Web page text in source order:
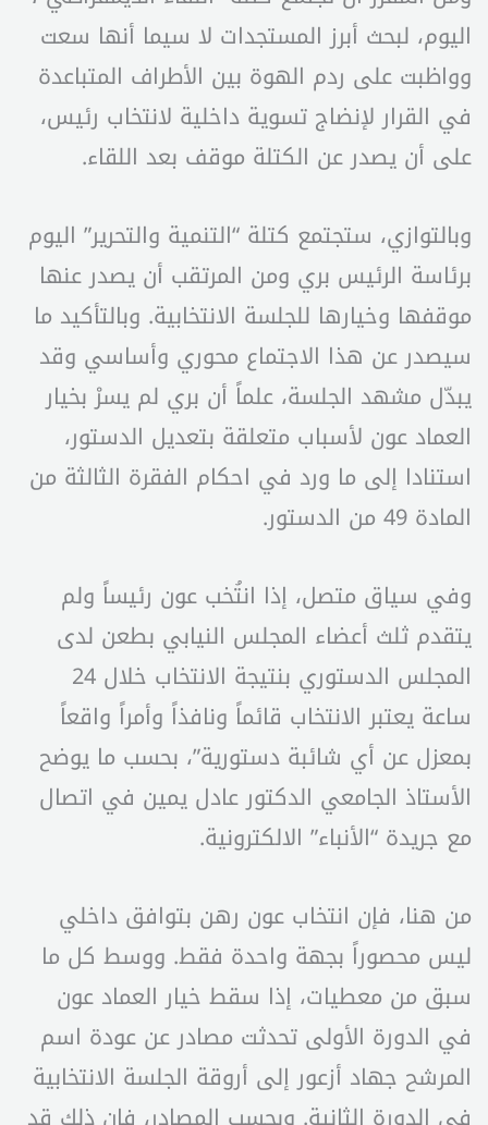
اليوم، لبحث أبرز المستجدات لا سيما أنها سعت
وواظبت على ردم الهوة بين الأطراف المتباعدة
في القرار لإنضاج تسوية داخلية لانتخاب رئيس،
على أن يصدر عن الكتلة موقف بعد اللقاء.
وبالتوازي، ستجتمع كتلة “التنمية والتحرير” اليوم
برئاسة الرئيس بري ومن المرتقب أن يصدر عنها
موقفها وخيارها للجلسة الانتخابية. وبالتأكيد ما
سيصدر عن هذا الاجتماع محوري وأساسي وقد
يبدّل مشهد الجلسة، علماً أن بري لم يسرْ بخيار
العماد عون لأسباب متعلقة بتعديل الدستور،
استنادا إلى ما ورد في احكام الفقرة الثالثة من
المادة 49 من الدستور.
وفي سياق متصل، إذا انتُخب عون رئيساً ولم
يتقدم ثلث أعضاء المجلس النيابي بطعن لدى
المجلس الدستوري بنتيجة الانتخاب خلال 24
ساعة يعتبر الانتخاب قائماً ونافذاً وأمراً واقعاً
بمعزل عن أي شائبة دستورية”، بحسب ما يوضح
الأستاذ الجامعي الدكتور عادل يمين في اتصال
مع جريدة “الأنباء” الالكترونية.
من هنا، فإن انتخاب عون رهن بتوافق داخلي
ليس محصوراً بجهة واحدة فقط. ووسط كل ما
سبق من معطيات، إذا سقط خيار العماد عون
في الدورة الأولى تحدثت مصادر عن عودة اسم
المرشح جهاد أزعور إلى أروقة الجلسة الانتخابية